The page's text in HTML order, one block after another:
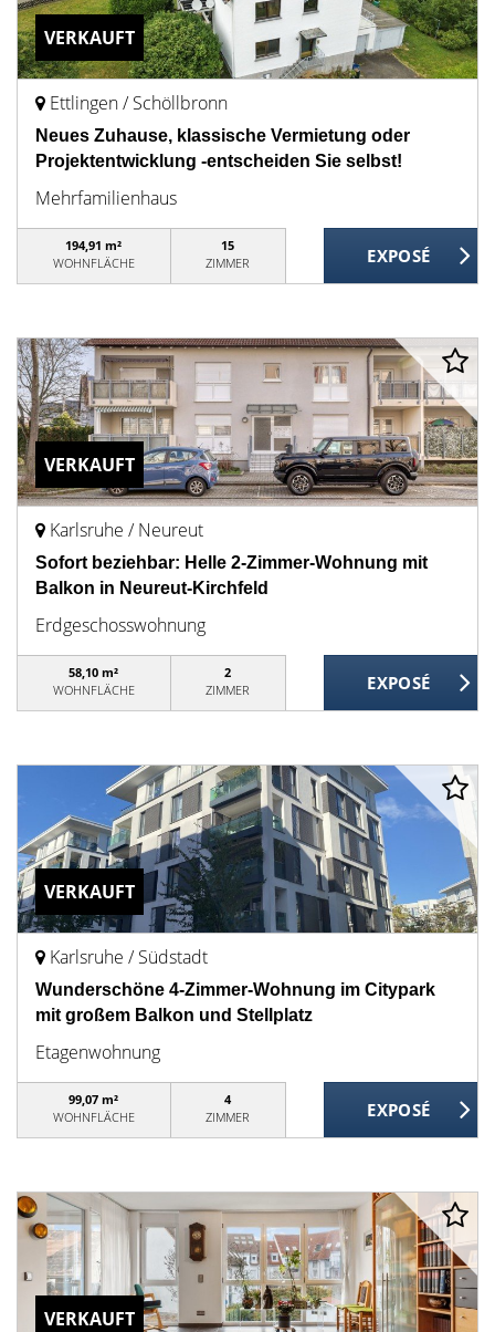
VERKAUFT
Ettlingen / Schöllbronn
Neues Zuhause, klassische Vermietung oder
Projektentwicklung -entscheiden Sie selbst!
Mehrfamilienhaus
194,91 m²
WOHNFLÄCHE
15
ZIMMER
VERKAUFT
Karlsruhe / Neureut
Sofort beziehbar: Helle 2-Zimmer-Wohnung mit
Balkon in Neureut-Kirchfeld
Erdgeschosswohnung
58,10 m²
WOHNFLÄCHE
2
ZIMMER
VERKAUFT
Karlsruhe / Südstadt
Wunderschöne 4-Zimmer-Wohnung im Citypark
mit großem Balkon und Stellplatz
Etagenwohnung
99,07 m²
WOHNFLÄCHE
4
ZIMMER
VERKAUFT